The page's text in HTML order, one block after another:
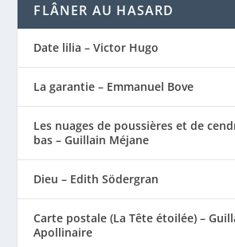
FLÂNER AU HASARD
Date lilia – Victor Hugo
La garantie – Emmanuel Bove
Les nuages de poussières et de
bas – Guillain Méjane
Dieu – Edith Södergran
Carte postale (La Tête étoilée) –
Apollinaire